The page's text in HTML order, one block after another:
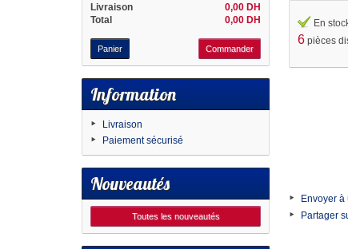
0,00 DH
Livraison
0,00 DH
Total
Panier Commander
Information
Livraison
Paiement sécurisé
Nouveautés
Toutes les nouveautés
En
6 pièces
Envoyer à
Partager